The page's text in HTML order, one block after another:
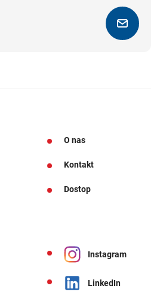
O nas
Kontakt
Dostop
Instagram
LinkedIn